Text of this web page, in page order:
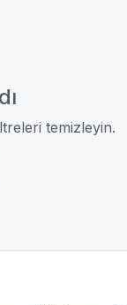
temizleyin.